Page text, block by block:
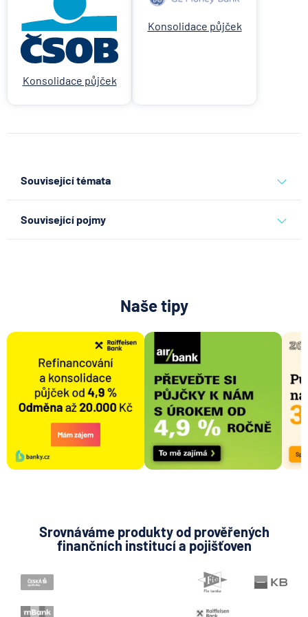
Konsolidace půjček
Konsolidace půjček
Související témata
Související pojmy
Potvrzení o výši příjmu pro hypotéku
Bezúčelová hypotéka
Navýšení půjčky
Úmor půjčky
Poskytovatel půjčky
Dopředné refinancování
Investice do nemovitosti
Sjednávač hypoték
Naše tipy
Srovnáváme produkty od prověřených
finančních institucí a pojišťoven